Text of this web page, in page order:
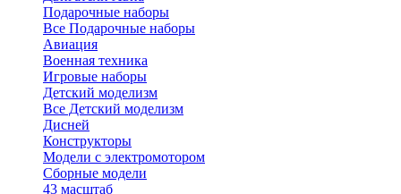
Подарочные наборы
Все Подарочные наборы
Авиация
Военная техника
Игровые наборы
Детский моделизм
Все Детский моделизм
Дисней
Конструкторы
Модели с электромотором
Сборные модели
43 масштаб